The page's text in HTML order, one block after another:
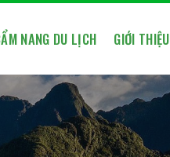
NANG DU LỊCH GIỚI THIỆU